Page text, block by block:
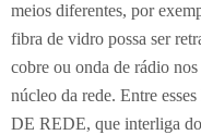
meios diferentes, por
fibra de vidro possa ser
cobre ou onda de rádio
núcleo da rede. Entre
DE REDE, que interliga